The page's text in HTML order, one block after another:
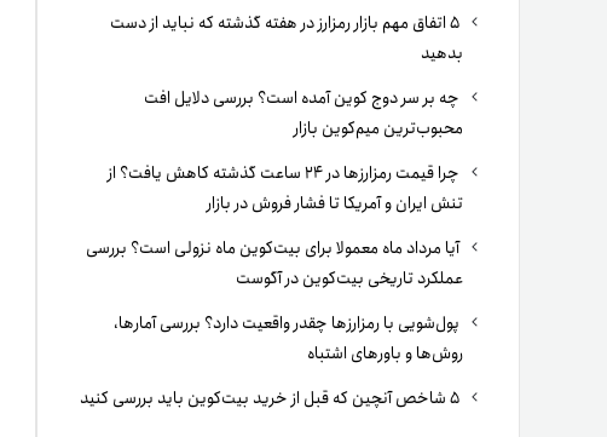
۵ اتفاق مهم بازار رمزارز در هفته گذشته که نباید از دست
بدهید
چه بر سر دوج کوین آمده است؟ بررسی دلایل افت
محبوب‌ترین میم‌کوین بازار
چرا قیمت رمزارزها در ۲۴ ساعت گذشته کاهش یافت؟ از
تنش ایران و آمریکا تا فشار فروش در بازار
آیا مرداد ماه معمولا برای بیت‌کوین ماه نزولی است؟ بررسی
عملکرد تاریخی بیت‌کوین در آگوست
پول‌شویی با رمزارزها چقدر واقعیت دارد؟ بررسی آمارها،
روش‌ها و باورهای اشتباه